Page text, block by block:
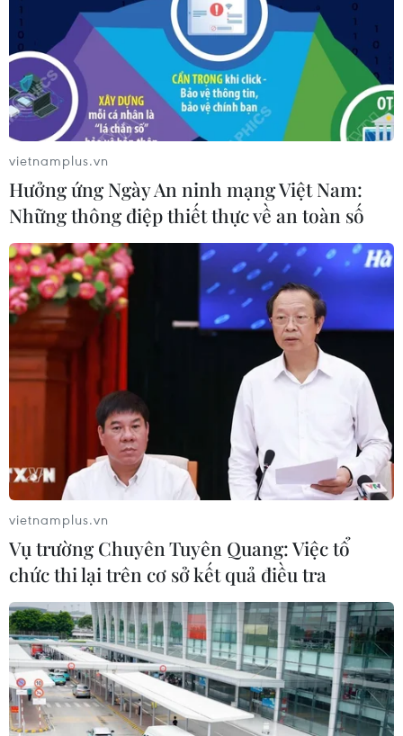
vietnamplus.vn
Hưởng ứng Ngày An ninh mạng Việt Nam:
Những thông điệp thiết thực về an toàn số
vietnamplus.vn
Vụ trường Chuyên Tuyên Quang: Việc tổ
chức thi lại trên cơ sở kết quả điều tra